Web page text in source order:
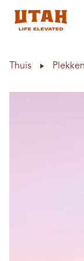
Thuis